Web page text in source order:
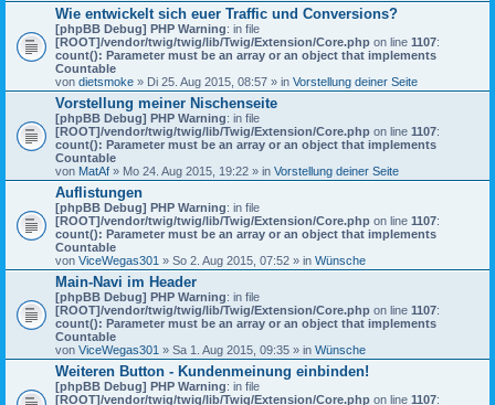
Wie entwickelt sich euer Traffic und Conversions?
[phpBB Debug] PHP Warning: in file
[ROOT]/vendor/twig/twig/lib/Twig/Extension/Core.php on line 1107:
count(): Parameter must be an array or an object that implements
Countable
von dietsmoke » Di 25. Aug 2015, 08:57 » in Vorstellung deiner Seite
Vorstellung meiner Nischenseite
[phpBB Debug] PHP Warning: in file
[ROOT]/vendor/twig/twig/lib/Twig/Extension/Core.php on line 1107:
count(): Parameter must be an array or an object that implements
Countable
von MatAf » Mo 24. Aug 2015, 19:22 » in Vorstellung deiner Seite
Auflistungen
[phpBB Debug] PHP Warning: in file
[ROOT]/vendor/twig/twig/lib/Twig/Extension/Core.php on line 1107:
count(): Parameter must be an array or an object that implements
Countable
von ViceWegas301 » So 2. Aug 2015, 07:52 » in Wünsche
Main-Navi im Header
[phpBB Debug] PHP Warning: in file
[ROOT]/vendor/twig/twig/lib/Twig/Extension/Core.php on line 1107:
count(): Parameter must be an array or an object that implements
Countable
von ViceWegas301 » Sa 1. Aug 2015, 09:35 » in Wünsche
Weiteren Button - Kundenmeinung einbinden!
[phpBB Debug] PHP Warning: in file
[ROOT]/vendor/twig/twig/lib/Twig/Extension/Core.php on line 1107: